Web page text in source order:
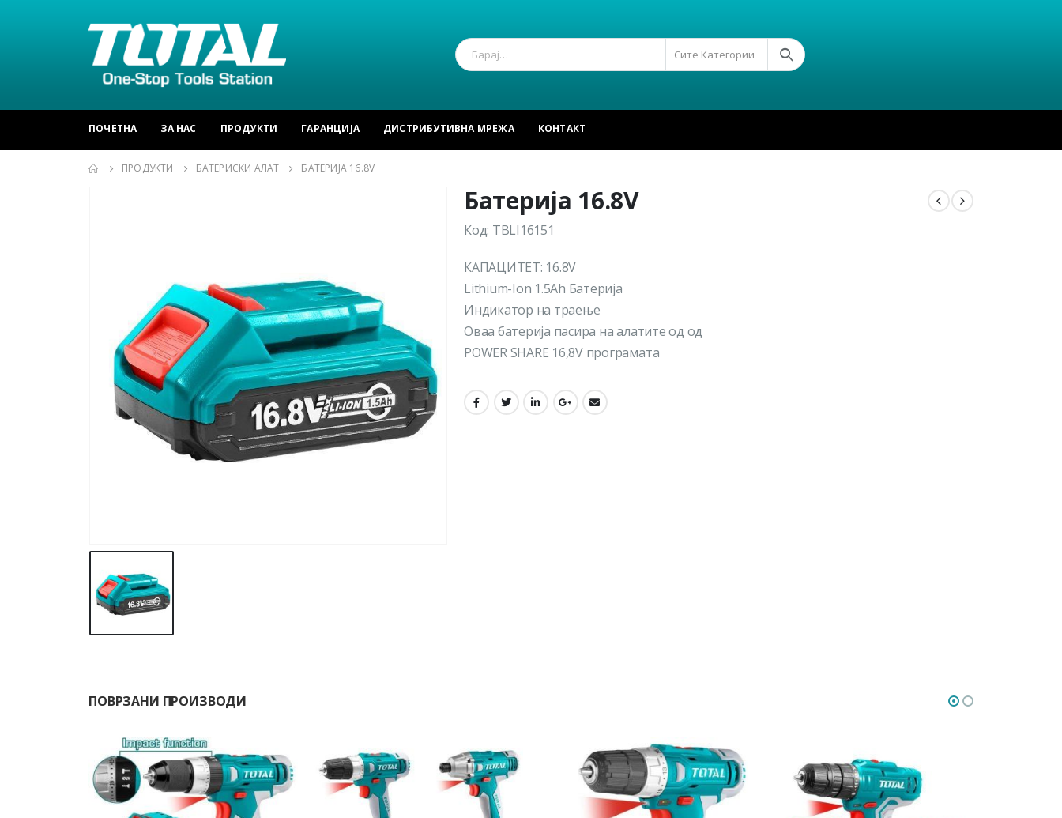
Сите Категории
ПОЧЕТНА ЗА НАС ПРОДУКТИ ГАРАНЦИЈА ДИСТРИБУТИВНА МРЕЖА КОНТАКТ
ПРОДУКТИ БАТЕРИСКИ АЛАТ БАТЕРИЈА 16.8V
Батерија 16.8V
Код: TBLI16151
КАПАЦИТЕТ: 16.8V
Lithium-Ion 1.5Ah Батерија
Индикатор на траење
Оваа батерија пасира на алатите од од
POWER SHARE 16,8V програмата
ПОВРЗАНИ ПРОИЗВОДИ